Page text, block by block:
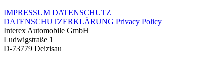
IMPRESSUM DATENSCHUTZ
DATENSCHUTZERKLÄRUNG Privacy Policy
Interex Automobile GmbH
Ludwigstraße 1
D-73779 Deizisau